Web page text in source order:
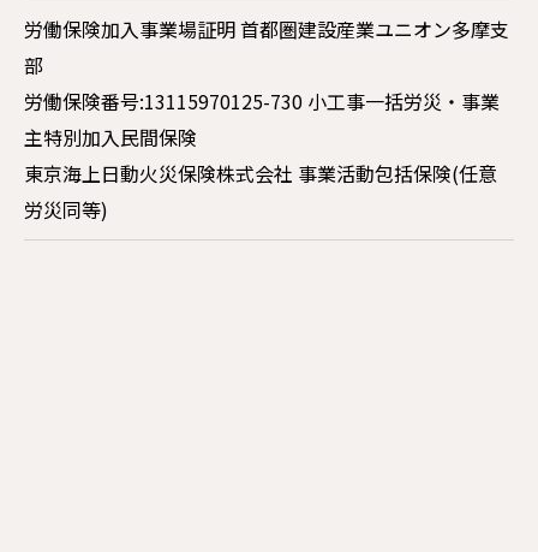
労働保険加入事業場証明 首都圏建設産業ユニオン多摩支
部
労働保険番号:13115970125-730 小工事一括労災・事業
主特別加入民間保険
東京海上日動火災保険株式会社 事業活動包括保険(任意
労災同等)